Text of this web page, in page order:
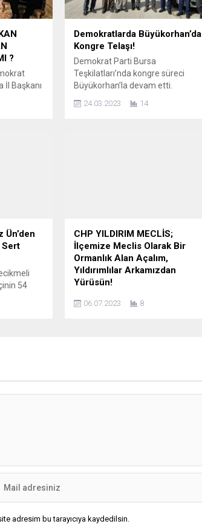
?
İl Başkanı
GİK
Demokratlarda Büyükorhan’da
Kongre Telaşı!
Demokrat Parti Bursa
Teşkilatları’nda kongre süreci
Büyükorhan’la devam etti.
Büyükorhan’da İlçe Başkanlığına
seçilerek güven tazeleyen Aydın
24.03.2023 14
Sert
54
CHP YILDIRIM MECLİS;
İlçemize Meclis Olarak Bir
Ormanlık Alan Açalım,
Yıldırımlılar Arkamızdan
Yürüsün!
ilçedeki yeşil alanlar masaya
çok önemli günlerdir. Ailece bir
06.07.2023 8
adresim bu tarayıcıya kaydedilsin.